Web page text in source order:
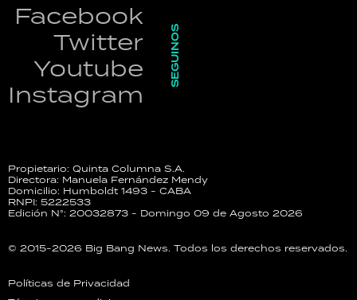
Facebook
Twitter
Youtube
Instagram
SEGUINOS
Propietario: Quinta Columna S.A.
Directora: Manuela Fernández Mendy
Domicilio: Humboldt 1493 - CABA
RNPI: 5222533
Edición N°: 20032873 - Domingo 09 de Agosto 2026
© 2015-2026 Big Bang News. Todos los derechos reservados.
Políticas de Privacidad